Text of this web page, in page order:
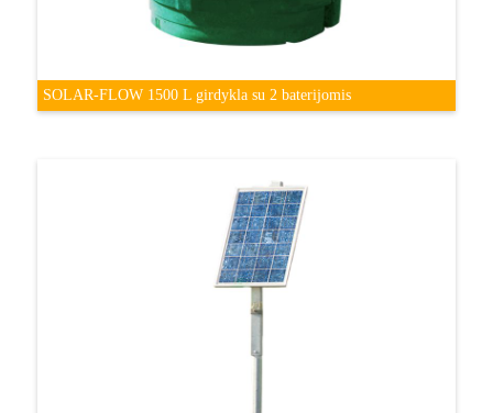
SOLAR-FLOW 1500 L girdykla su 2 baterijomis